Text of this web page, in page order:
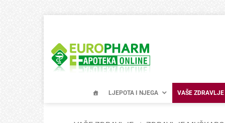
content
LJEPOTA I NJEGA VAŠE ZDRAVLJE